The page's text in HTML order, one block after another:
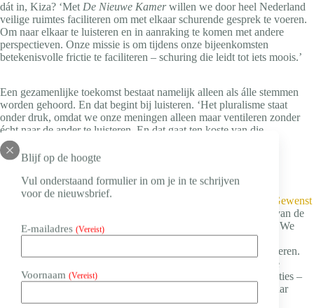
Blijf op de hoogte
Vul onderstaand formulier in om je in te schrijven
voor de nieuwsbrief.
E-mailadres (Vereist)
Voornaam (Vereist)
dát in, Kiza? ‘Met De Nieuwe Kamerwillen we door heel Nederland
veilige ruimtes faciliteren om met elkaar schurende gesprek te voeren.
Om naar elkaar te luisteren en in aanraking te komen met andere
perspectieven. Onze missie is om tijdens onze bijeenkomsten
betekenisvolle frictie te faciliteren – schuring die leidt tot iets moois.’
Een gezamenlijke toekomst bestaat namelijk alleen als álle stemmen
worden gehoord. En dat begint bij luisteren. ‘Het pluralisme staat
onder druk, omdat we onze meningen alleen maar ventileren zonder
écht naar de ander te luisteren. En dat gaat ten koste van die
samenhorigheid, waar we met z’n allen zo naar zoeken.’
Kom het ervaren
Die betekenisvolle frictie zelf ervaren? Kom naar het congres
Gewenst
op 10 december en ontdek een nieuw stukje van de
ander – en van jezelf. Want volgens Kiza is het tijd voor actie. ‘We
hebben de moed nodig om voorbij onze titels en rollen hechte
verbindingen aan te gaan. Hoe je daarmee begint? Door te luisteren.
Luisteren is veel moeilijker dan praten. Maar sámen kunnen we
structuren creëren – binnen onze samenleving en onze organisaties –
waarin mensen kunnen uitpraten. Want alleen zo horen we elkaar
echt.’